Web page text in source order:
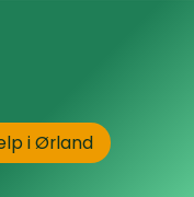
i Ørland